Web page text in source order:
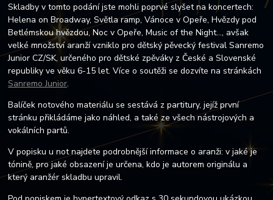
Skladby v tomto podání jste mohli poprvé slyšet na koncertech:
Helena on Broadway, Světla ramp, Vánoce v Opeře, Hvězdy pod
Betlémskou hvězdou, Noc v Opeře, Music of the Night…, avšak
velké množství aranží vzniklo pro dětský pěvecký festival Sanremo
Junior CZ/SK, určeného pro dětské zpěváky z České a Slovenské
republiky ve věku 6-15 let. Více o soutěži se dozvíte na stránkách
Sanremo Junior.
Balíček notového materiálu se sestává z partitury, jejíž první
stránku přikládáme jako náhled, a také ze všech nástrojových a
vokálních partů.
V popisku u not najdete podrobnější informace o aranži: v jaké je
tónině, pro jaké obsazení je určena, kdo je autorem originálu a
který aranžér skladbu upravil.